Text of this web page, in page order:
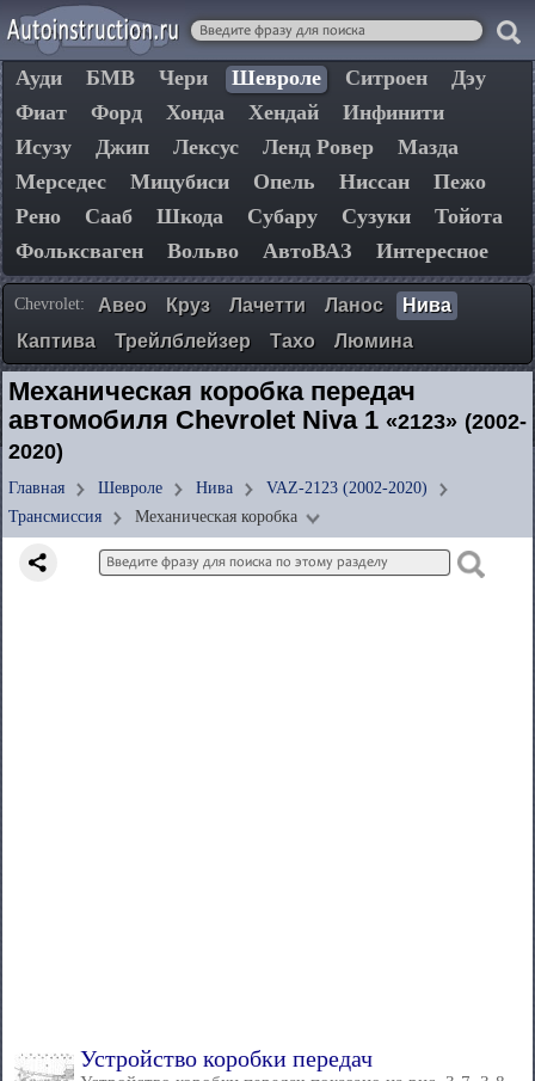
Ауди БМВ Чери Шевроле Ситроен
Дэу
Фиат
Форд Хонда Хендай
Инфинити
Исузу
Джип Лексус Ленд Ровер
Мазда
Мерседес
Мицубиси Опель Ниссан
Пежо
Рено
Сааб Шкода Субару Сузуки
Тойота
Фольксваген
Вольво АвтоВАЗ Интересное
Chevrolet: Авео Круз Лачетти Ланос
Нива
Каптива
Трейлблейзер Тахо Люмина
Механическая коробка передач
автомобиля Chevrolet Niva 1 «2123» (2002-
2020)
Главная Шевроле Нива
VAZ-2123 (2002-2020)
Трансмиссия
Механическая коробка
Устройство коробки передач